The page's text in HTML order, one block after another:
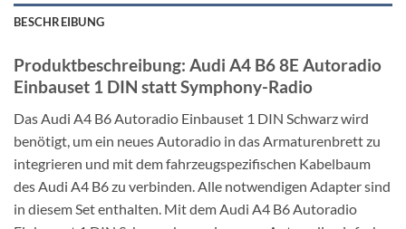
BESCHREIBUNG
Produktbeschreibung: Audi A4 B6 8E Autoradio
Einbauset 1 DIN statt Symphony-Radio
Das Audi A4 B6 Autoradio Einbauset 1 DIN Schwarz wird
benötigt, um ein neues Autoradio in das Armaturenbrett zu
integrieren und mit dem fahrzeugspezifischen Kabelbaum
des Audi A4 B6 zu verbinden. Alle notwendigen Adapter sind
in diesem Set enthalten. Mit dem Audi A4 B6 Autoradio